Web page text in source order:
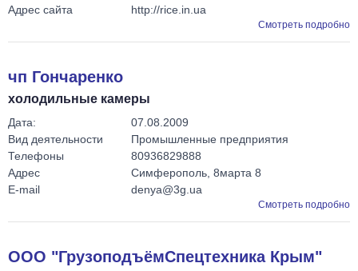
Адрес сайта
http://rice.in.ua
Смотреть подробно
чп Гончаренко
холодильные камеры
Дата:
07.08.2009
Вид деятельности
Промышленные предприятия
Телефоны
80936829888
Адрес
Симферополь, 8марта 8
E-mail
denya@3g.ua
Смотреть подробно
ООО "ГрузоподъёмСпецтехника Крым"